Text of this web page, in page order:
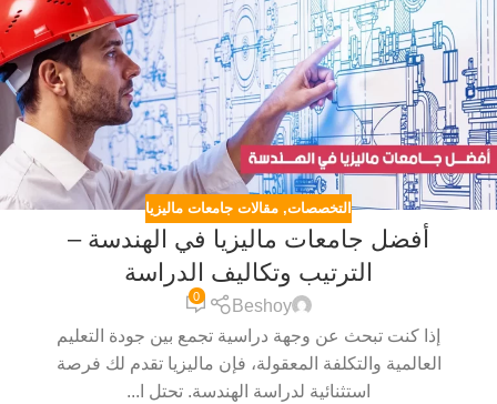
التخصصات, مقالات جامعات ماليزيا
أفضل جامعات ماليزيا في الهندسة –
الترتيب وتكاليف الدراسة
Beshoy
0
إذا كنت تبحث عن وجهة دراسية تجمع بين جودة التعليم
العالمية والتكلفة المعقولة، فإن ماليزيا تقدم لك فرصة
استثنائية لدراسة الهندسة. تحتل ا...